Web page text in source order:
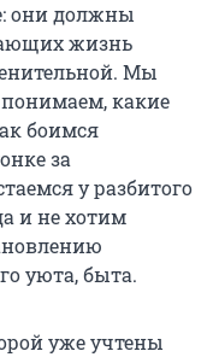
они должны
жизнь
Мы
какие
боимся
за
у разбитого
и не хотим
уюта, быта.
уже учтены